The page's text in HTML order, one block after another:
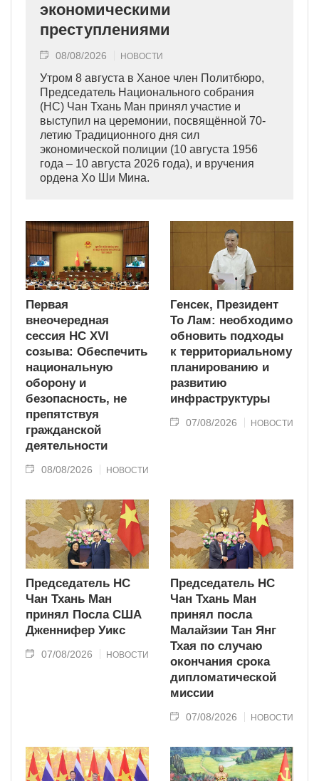
экономическими
преступлениями
08/08/2026 НОВОСТИ
Утром 8 августа в Ханое член Политбюро,
Председатель Национального собрания
(НС) Чан Тхань Ман принял участие и
выступил на церемонии, посвящённой 70-
летию Традиционного дня сил
экономической полиции (10 августа 1956
года – 10 августа 2026 года), и вручения
ордена Хо Ши Мина.
Первая
внеочередная
сессия НС XVI
созыва: Обеспечить
национальную
оборону и
безопасность, не
препятствуя
гражданской
деятельности
08/08/2026 НОВОСТИ
Генсек, Президент
То Лам: необходимо
обновить подходы
к территориальному
планированию и
развитию
инфраструктуры
07/08/2026 НОВОСТИ
Председатель НС
Чан Тхань Ман
принял Посла США
Дженнифер Уикс
07/08/2026 НОВОСТИ
Председатель НС
Чан Тхань Ман
принял посла
Малайзии Тан Янг
Тхая по случаю
окончания срока
дипломатической
миссии
07/08/2026 НОВОСТИ